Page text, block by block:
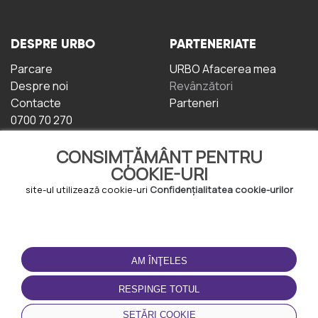
CONSIMȚĂMÂNT PENTRU
COOKIE-URI
site-ul utilizează cookie-uri Confidențialitatea cookie-urilor
AM ÎNŢELES
RESPINGE TOTUL
SETĂRI COOKIE
DESPRE URBO
Parcare
Despre noi
Contacte
0700 70 270
PARTENERIATE
URBO Afacerea mea
Revânzători
Parteneri
TERMENI DE UTILIZARE
Termeni și condiții
Politica de
Confidențialitate
Politica de cookie-uri
DESCĂRCAȚI
APLICAȚIA